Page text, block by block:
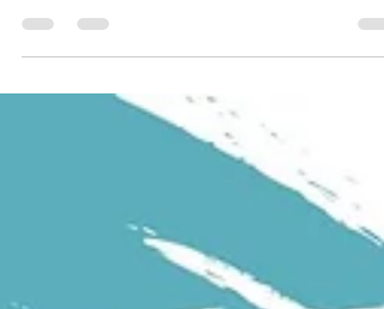
revisamos las propuestas de las
Epistemologías del Sur, con especial
atención en la propuesta de Boaventura de
Sousa Santos, como una de las muchas
propuestas de estas epistemologías.
Semestre II: Enero – mayo 2024. Boaventura
las Epistemologías del Sur Walsh,
(2009) ¿Son posibles unas ciencias
sociales/culturales otras? Reflexiones en
torno a las epistemologías decoloniales.